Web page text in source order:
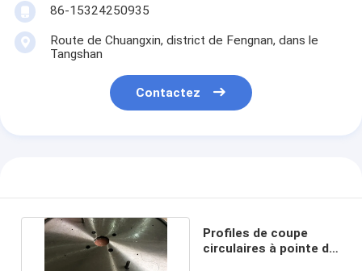
86-15324250935
Route de Chuangxin, district de Fengnan, dans le
Tangshan
Contactez
Profiles de coupe
circulaires à pointe de